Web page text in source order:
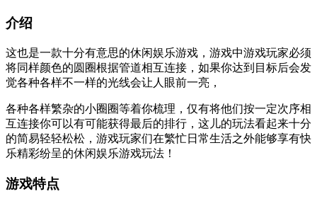
介绍
这也是一款十分有意思的休闲娱乐游戏，游戏中游戏玩家必须
将同样颜色的圆圈根据管道相互连接，如果你达到目标后会发
觉各种各样不一样的光线会让人眼前一亮，
各种各样繁杂的小圈圈等着你梳理，仅有将他们按一定次序相
互连接你可以有可能获得最后的排行，这儿的玩法看起来十分
的简易轻轻松松，游戏玩家们在繁忙日常生活之外能够享有快
乐精彩纷呈的休闲娱乐游戏玩法！
游戏特点